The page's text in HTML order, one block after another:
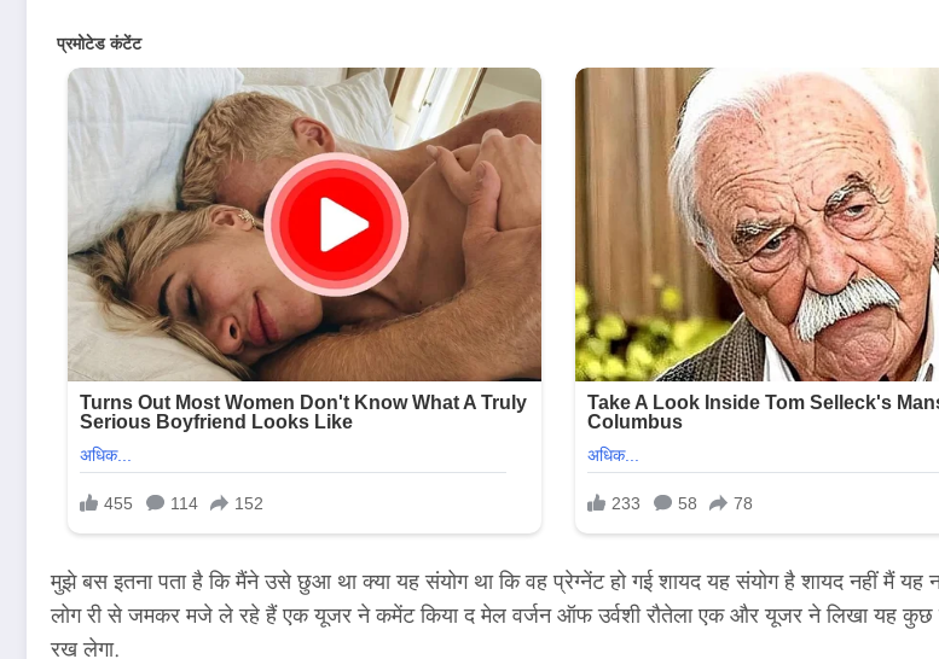
मुझे बस इतना पता है कि मैंने उसे छुआ था क्या यह संयोग था कि वह प्रेग्नेंट हो गई शायद यह संयोग है शायद नहीं मैं
लोग री से जमकर मजे ले रहे हैं एक यूजर ने कमेंट किया द मेल वर्जन ऑफ उर्वशी रौतेला एक और यूजर ने लिखा यह कुछ
रख लेगा.